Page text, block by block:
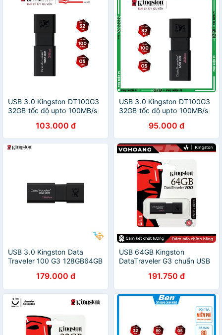
USB 3.0 Kingston DT100G3
32GB tốc độ upto 100MB/s
103.000 đ
USB 3.0 Kingston DT100G3
32GB tốc độ upto 100MB/s
95.000 đ
USB 3.0 Kingston Data
Traveler 100 G3 128GB64GB
Hành Chính Hãng 5 năm
179.000 đ
USB 64GB Kingston
DataTraveler G3 chuẩn USB
Kingston DT100G3
191.750 đ